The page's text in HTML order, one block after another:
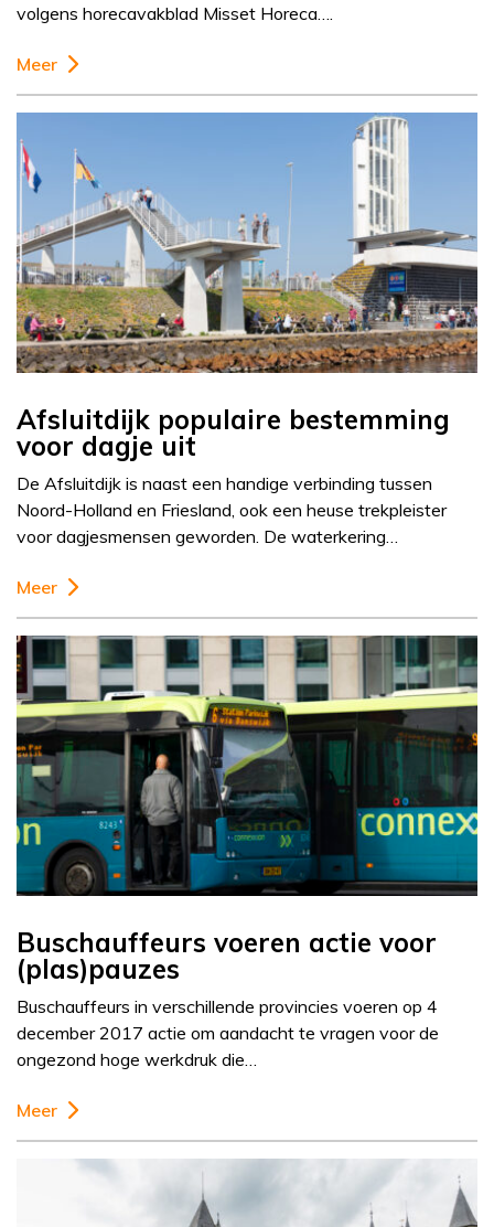
volgens horecavakblad Misset Horeca….
Meer
Afsluitdijk populaire bestemming
voor dagje uit
De Afsluitdijk is naast een handige verbinding tussen
Noord-Holland en Friesland, ook een heuse trekpleister
voor dagjesmensen geworden. De waterkering…
Meer
Buschauffeurs voeren actie voor
(plas)pauzes
Buschauffeurs in verschillende provincies voeren op 4
december 2017 actie om aandacht te vragen voor de
ongezond hoge werkdruk die…
Meer